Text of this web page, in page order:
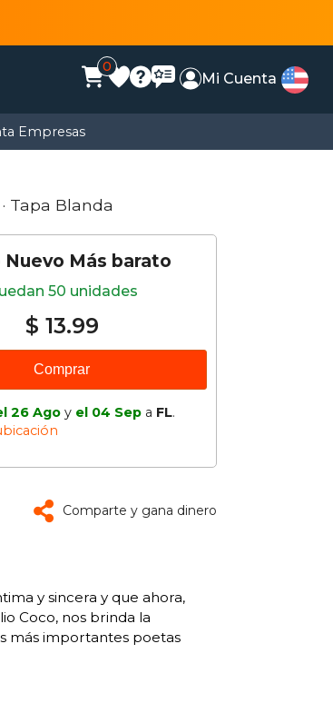
0
Mi Cuenta
Empresas
· Tapa Blanda
Nuevo Más barato
50 unidades
$ 13.99
Comprar
26 Ago y el 04 Sep a FL.
Comparte y gana dinero
y sincera y que ahora,
Coco, nos brinda la
más importantes poetas